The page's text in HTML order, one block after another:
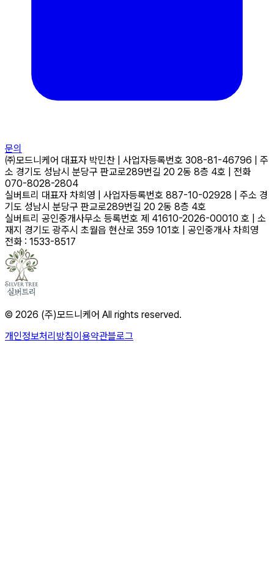
문의
㈜모드니케어 대표자 박민찬 사업자등록번호 308-81-46796
주
소 경기도 성남시 분당구 판교로289번길 20 2동 8층 4호
전화
070-8028-2804
실버트리 대표자 차희영 사업자등록번호 887-10-02928 주소 경
기도 성남시 분당구 판교로289번길 20 2동 8층 4호
실버트리 공인중개사무소 등록번호 제 41610-2026-00010 호
소
재지 경기도 광주시 초월읍 현산로 359 101호 공인중개사 차희영
전화 : 1533-8517
© 2026 (주)모드니케어 All rights reserved.
개인정보처리방침이용약관블로그